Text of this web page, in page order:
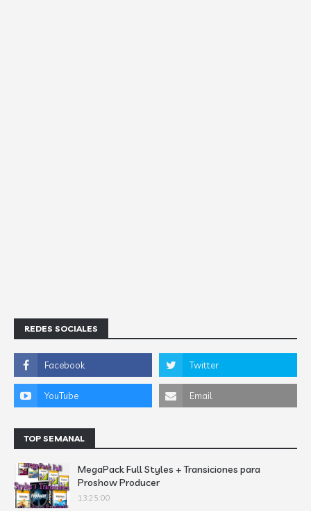
REDES SOCIALES
TOP SEMANAL
MegaPack Full Styles + Transiciones para
Proshow Producer
13:25:00